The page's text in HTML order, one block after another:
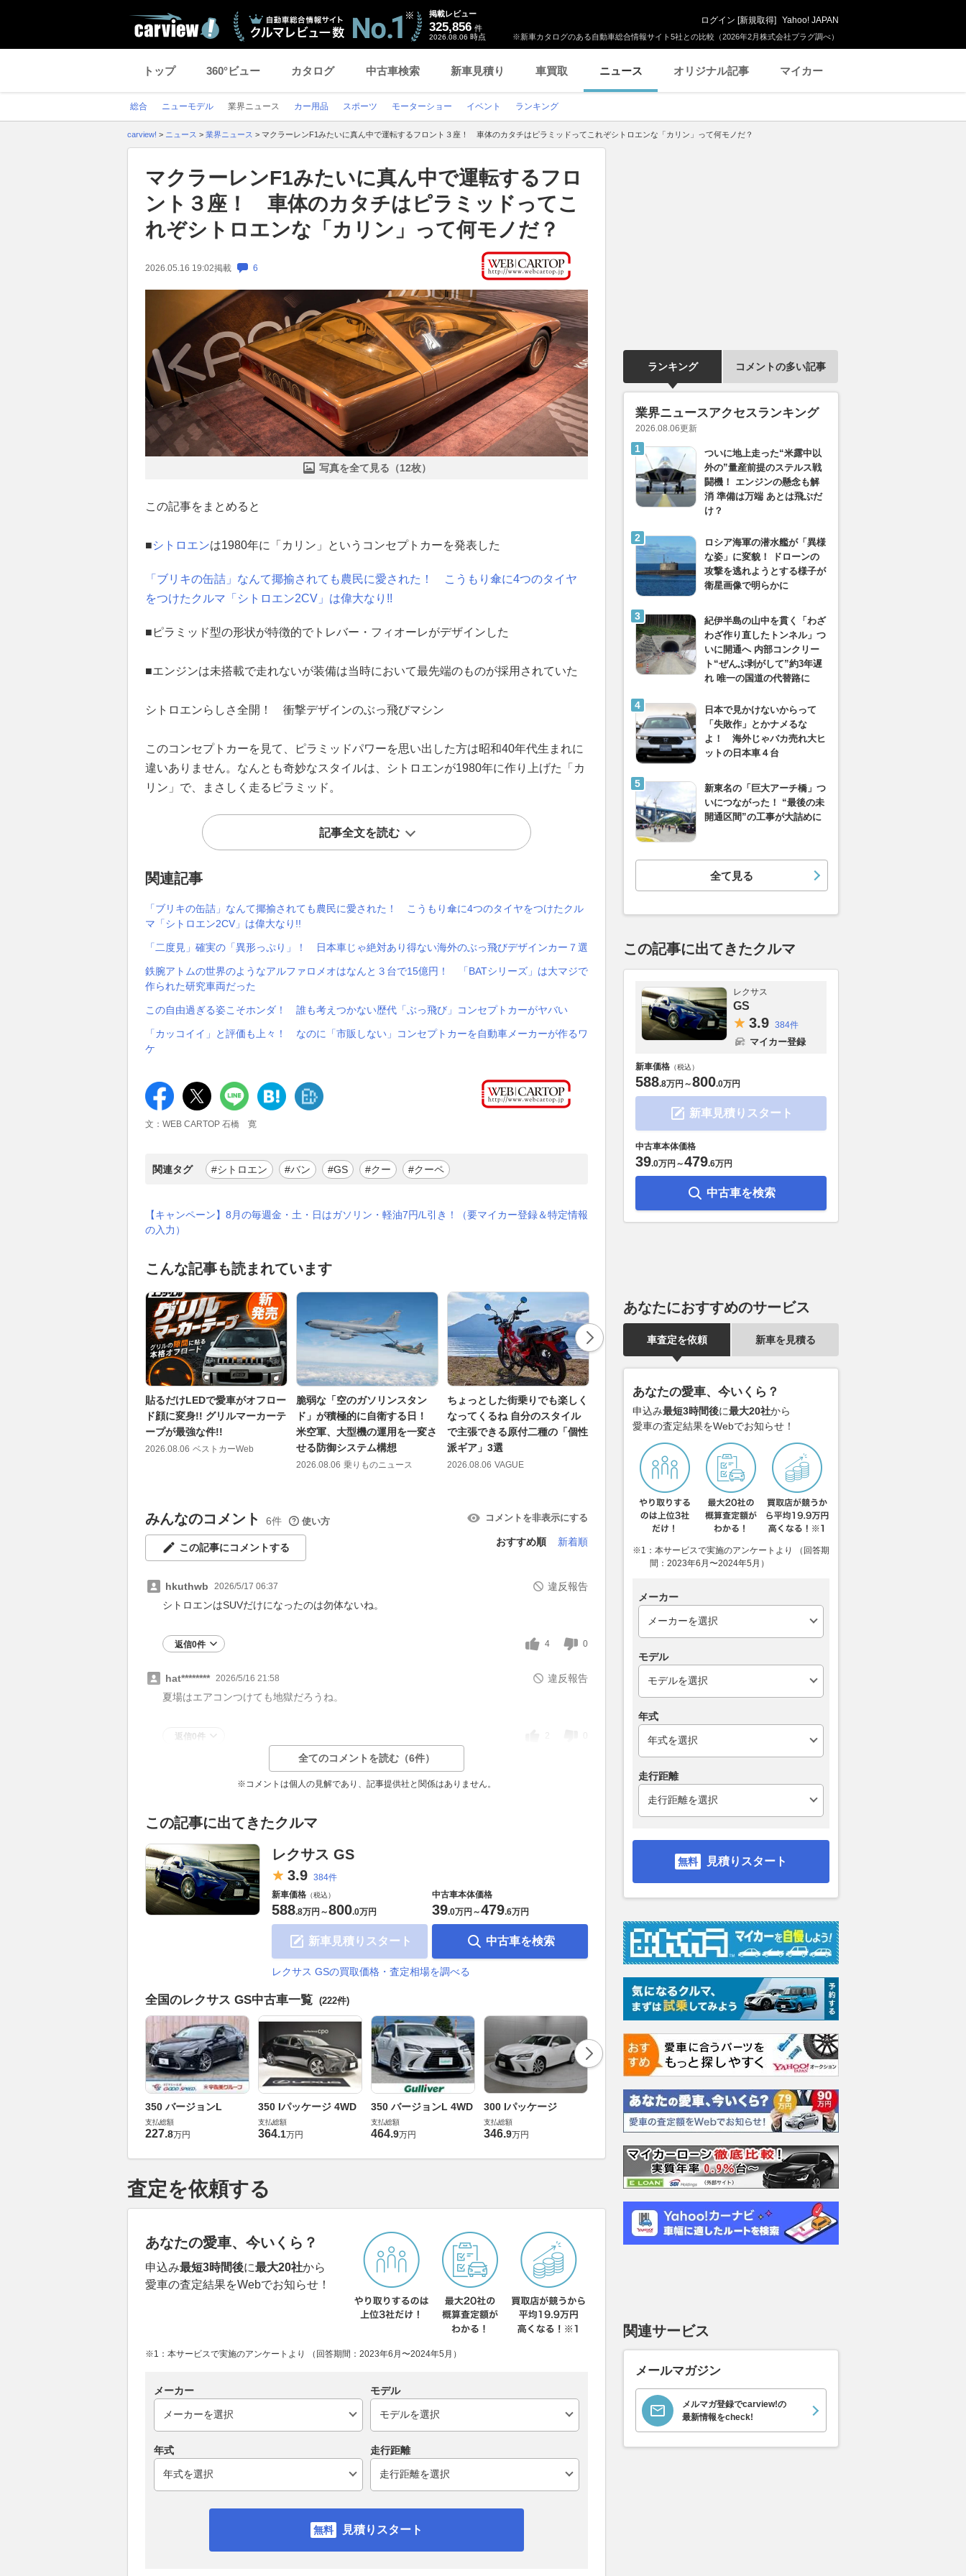
※新車カタログのある自動車総合情報サイト5社との比較（2026年2月株式会社プラグ調べ）
掲載レビュー
325,856 件
2026.08.06 時点
ログイン [新規取得] Yahoo! JAPAN
トップ 360°ビュー カタログ 中古車検索 新車見積り 車買取 ニュース オリジナル記事 マイカー
総合 ニューモデル 業界ニュース カー用品 スポーツ モーターショー イベント ランキング
carview! > ニュース > 業界ニュース > マクラーレンF1みたいに真ん中で運転するフロント３座！ 車体のカタチはピラミッドってこれぞシトロエンな「カリン」って何モノだ？
マクラーレンF1みたいに真ん中で運転するフロ
ント３座！ 車体のカタチはピラミッドってこ
れぞシトロエンな「カリン」って何モノだ？
2026.05.16 19:02掲載 6
写真を全て見る（12枚）
この記事をまとめると
■シトロエンは1980年に「カリン」というコンセプトカーを発表した
「ブリキの缶詰」なんて揶揄されても農民に愛された！ こうもり傘に4つのタイヤ
をつけたクルマ「シトロエン2CV」は偉大なり!!
■ピラミッド型の形状が特徴的でトレバー・フィオーレがデザインした
■エンジンは未搭載で走れないが装備は当時において最先端のものが採用されていた
シトロエンらしさ全開！ 衝撃デザインのぶっ飛びマシン
このコンセプトカーを見て、ピラミッドパワーを思い出した方は昭和40年代生まれに
違いありません。なんとも奇妙なスタイルは、シトロエンが1980年に作り上げた「カ
リン」で、まさしく走るピラミッド。
記事全文を読む
関連記事
「ブリキの缶詰」なんて揶揄されても農民に愛された！ こうもり傘に4つのタイヤをつけたクル
マ「シトロエン2CV」は偉大なり!!
「二度見」確実の「異形っぷり」！ 日本車じゃ絶対あり得ない海外のぶっ飛びデザインカー７選
鉄腕アトムの世界のようなアルファロメオはなんと３台で15億円！ 「BATシリーズ」は大マジで
作られた研究車両だった
この自由過ぎる姿こそホンダ！ 誰も考えつかない歴代「ぶっ飛び」コンセプトカーがヤバい
「カッコイイ」と評価も上々！ なのに「市販しない」コンセプトカーを自動車メーカーが作るワ
ケ
文：WEB CARTOP 石橋 寛
関連タグ #シトロエン #バン #GS #クー #クーペ
【キャンペーン】8月の毎週金・土・日はガソリン・軽油7円/L引き！（要マイカー登録＆特定情報
の入力）
こんな記事も読まれています
貼るだけLEDで愛車がオフロー
ド顔に変身!! グリルマーカーテ
ープが最強な件!!
2026.08.06 ベストカーWeb
脆弱な「空のガソリンスタン
ド」が積極的に自衛する日！
米空軍、大型機の運用を一変さ
せる防御システム構想
2026.08.06 乗りものニュース
ちょっとした街乗りでも楽しく
なってくるね 自分のスタイル
で主張できる原付二種の「個性
派ギア」3選
2026.08.06 VAGUE
ダイハツとトヨタGRが生んだ
奇跡の１台！ 「コペン GR
SPORT」を手に入れられる時
間はあとわずか!!
2026.08.06 WEB CARTOP
航続距離750kmを誇るDSの新
世代フラッグシップEVセダン
「N°8」の全貌
2026.08.06 @DIME
みんなのコメント 6件 使い方 コメントを非表示にする
この記事にコメントする
おすすめ順 新着順
hkuthwb 2026/5/17 06:37
違反報告
シトロエンはSUVだけになったのは勿体ないね。
返信0件 4 0
hat******** 2026/5/16 21:58
違反報告
夏場はエアコンつけても地獄だろうね。
返信0件
全てのコメントを読む（6件）
※コメントは個人の見解であり、記事提供社と関係はありません。
この記事に出てきたクルマ
レクサス GS
3.9 384件
新車価格 （税込）
588.8万円 ～800.0万円
新車見積りスタート
中古車本体価格
39.0万円 ～479.6万円
中古車を検索
レクサス GSの買取価格・査定相場を調べる
全国のレクサス GS中古車一覧 (222件)
350 バージョンL
支払総額
227.8万円
350 Iパッケージ 4WD
支払総額
364.1万円
350 バージョンL 4WD
支払総額
464.9万円
300 Iパッケージ
支払総額
346.9万円
350 Iパッケージ 4WD
9万円
350 バージョンL
支払総額
299.3万円
350 Fスポーツ
支払総額
223
査定を依頼する
あなたの愛車、今いくら？
申込み最短3時間後に最大20社から
愛車の査定結果をWebでお知らせ！
※1：本サービスで実施のアンケートより （回答期間：2023年6月〜2024年5月）
メーカー モデル
年式 走行距離
見積りスタート
ランキング コメントの多い記事
業界ニュースアクセスランキング
2026.08.06更新
ついに地上走った“米露中以
外の”量産前提のステルス戦
闘機！ エンジンの懸念も解
消 準備は万端 あとは飛ぶだ
け？
ロシア海軍の潜水艦が「異様
な姿」に変貌！ ドローンの
攻撃を逃れようとする様子が
衛星画像で明らかに
紀伊半島の山中を貫く「わざ
わざ作り直したトンネル」つ
いに開通へ 内部コンクリー
ト“ぜんぶ剥がして”約3年遅
れ 唯一の国道の代替路に
日本で見かけないからって
「失敗作」とかナメるな
よ！ 海外じゃバカ売れ大ヒ
ットの日本車４台
新東名の「巨大アーチ橋」つ
いにつながった！ “最後の未
開通区間”の工事が大詰めに
全て見る
この記事に出てきたクルマ
レクサス
GS
3.9 384件
マイカー登録
新車価格 （税込）
588.8万円 ～800.0万円
新車見積りスタート
中古車本体価格
39.0万円 ～479.6万円
中古車を検索
あなたにおすすめのサービス
車査定を依頼 新車を見積る
あなたの愛車、今いくら？
申込み最短3時間後に最大20社から
愛車の査定結果をWebでお知らせ！
※1：本サービスで実施のアンケートより （回答期
間：2023年6月〜2024年5月）
メーカー
モデル
年式
走行距離
見積りスタート
関連サービス
メールマガジン
メルマガ登録でcarview!の
最新情報をcheck!